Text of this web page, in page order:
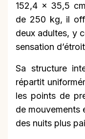
152,4 x 35,5
de 250 kg, il
deux adultes, y
sensation
Sa structure
répartit
les points de
de mouvements
des nuits plus